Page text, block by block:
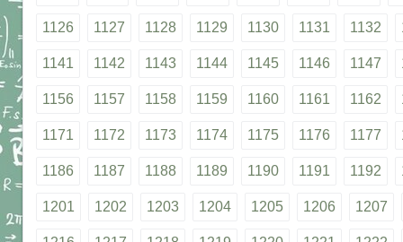
1126 1127 1128 1129 1130 1131 1132
1141 1142 1143 1144 1145 1146 1147
1156 1157 1158 1159 1160 1161 1162
1171 1172 1173 1174 1175 1176 1177
1186 1187 1188 1189 1190 1191 1192
1201 1202 1203 1204 1205 1206 1207